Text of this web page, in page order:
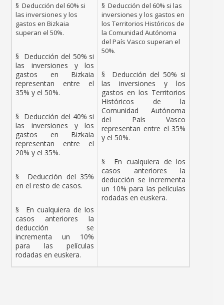
§ Deducción del 60% si
las inversiones y los
gastos en Bizkaia
superan el 50%.
§ Deducción del 50% si
las inversiones y los
gastos en Bizkaia
representan entre el
35% y el 50%.
§ Deducción del 40% si
las inversiones y los
gastos en Bizkaia
representan entre el
20% y el 35%.
§ Deducción del 35%
en el resto de casos.
§ En cualquiera de los
casos anteriores la
deducción se
incrementa un 10%
para las películas
rodadas en euskera.
§ Deducción del 60% si las
inversiones y los gastos en
los Territorios Históricos de
la Comunidad Autónoma
del País Vasco superan el
50%.
§ Deducción del 50% si
las inversiones y los
gastos en los Territorios
Históricos de la
Comunidad Autónoma
del País Vasco
representan entre el 35%
y el 50%.
§ En cualquiera de los
casos anteriores la
deducción se incrementa
un 10% para las películas
rodadas en euskera.